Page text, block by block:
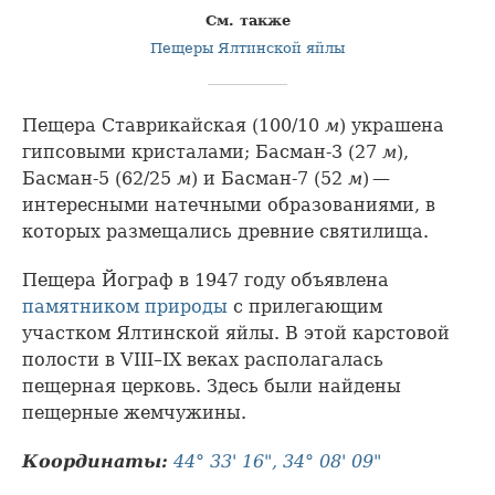
См. также
Пещеры Ялтинской яйлы
Пещера Ставрикайская (100/10 м) украшена
гипсовыми кристалами; Басман-3 (27 м),
Басман-5 (62/25 м) и Басман-7 (52 м) —
интересными натечными образованиями, в
которых размещались древние святилища.
Пещера Йограф в 1947 году объявлена
памятником природы с прилегающим
участком Ялтинской яйлы. В этой карстовой
полости в VIII–IX веках располагалась
пещерная церковь. Здесь были найдены
пещерные жемчужины.
Координаты: 44° 33' 16", 34° 08' 09"